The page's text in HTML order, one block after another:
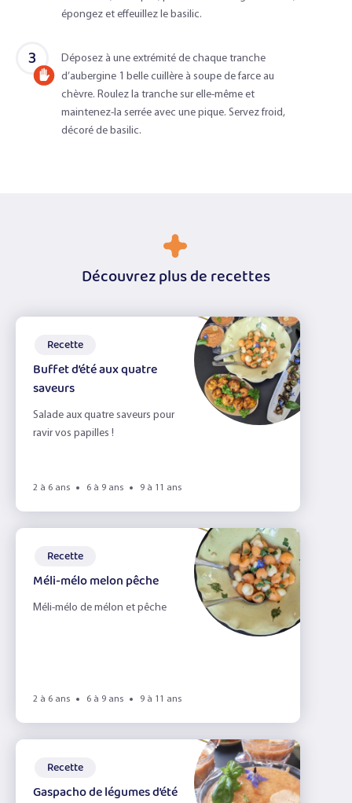
d'un
épongez et effeuillez le basilic.
3
Accompagné
d'un
adulte
Déposez à une extrémité de chaque tranche
d’aubergine 1 belle cuillère à soupe de farce au
chèvre. Roulez la tranche sur elle-même et
maintenez-la serrée avec une pique. Servez froid,
décoré de basilic.
Découvrez plus de recettes
Recette
Buffet d’été aux quatre
saveurs
Salade aux quatre saveurs pour
ravir vos papilles !
2 à 6 ans 6 à 9 ans 9 à 11 ans
Recette
Méli-mélo melon pêche
Méli-mélo de mélon et pêche
2 à 6 ans 6 à 9 ans 9 à 11 ans
Recette
Gaspacho de légumes d’été